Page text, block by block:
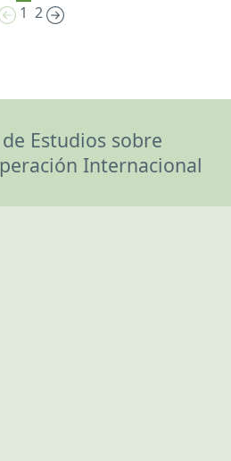
1 2
Estudios sobre
Internacional